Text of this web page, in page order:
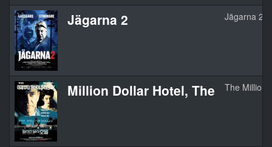
Jägarna 2 Jägarna 2
Million Dollar Hotel, The The Million